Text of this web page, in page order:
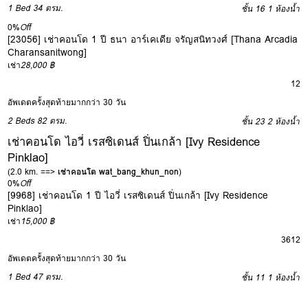
1 Bed 34 ตรม. ชั้น 16 1 ห้องน้ำ
0%Off
[23056] เช่าคอนโด 1 ปี ธนา อาร์เคเดีย จรัญสนิทวงศ์ [Thana Arcadia
Charansanitwong]
เช่า28,000 ฿
12
อัพเดตครั้งสุดท้ายมากกว่า 30 วัน
2 Beds 82 ตรม. ชั้น 23 2 ห้องน้ำ
เช่าคอนโด ไอวี่ เรสซิเดนส์ ปิ่นเกล้า [Ivy Residence
Pinklao]
(2.0 km. ==>เช่าคอนโด wat_bang_khun_non)
0%Off
[9968] เช่าคอนโด 1 ปี ไอวี่ เรสซิเดนส์ ปิ่นเกล้า [Ivy Residence
Pinklao]
เช่า15,000 ฿
3612
อัพเดตครั้งสุดท้ายมากกว่า 30 วัน
1 Bed 47 ตรม. ชั้น 11 1 ห้องน้ำ